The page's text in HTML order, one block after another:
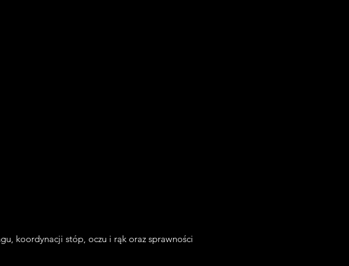
koordynacji stóp, oczu i rąk oraz sprawności